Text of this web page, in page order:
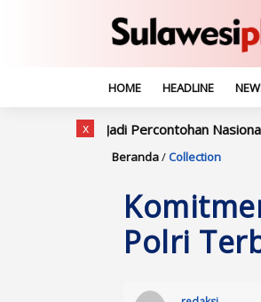
HOME HEADLINE
Jadi Percontohan Nasional Pimpin
Beranda/Collection
Polri
x